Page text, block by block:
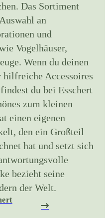
Das Sortiment
an
und
Vogelhäuser,
Wenn du deinen
hilfreiche Accessoires
du bei Esschert
zum kleinen
einen eigenen
den ein Großteil
hat und setzt sich
bezieht seine
der Welt.